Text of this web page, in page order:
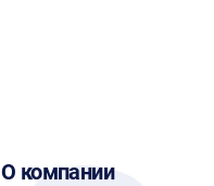
О компании